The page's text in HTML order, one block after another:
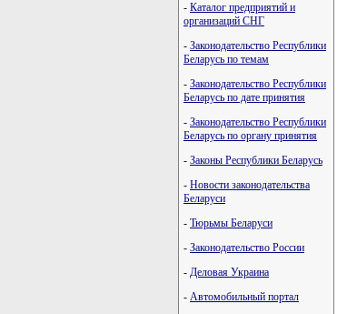
- Каталог предприятий и
организаций СНГ
- Законодательство Республики
Беларусь по темам
- Законодательство Республики
Беларусь по дате принятия
- Законодательство Республики
Беларусь по органу принятия
- Законы Республики Беларусь
- Новости законодательства
Беларуси
- Тюрьмы Беларуси
- Законодательство России
- Деловая Украина
- Автомобильный портал